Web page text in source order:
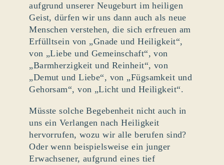
aufgrund unserer Neugeburt im heiligen
Geist, dürfen wir uns dann auch als neue
Menschen verstehen, die sich erfreuen am
Erfülltsein von „Gnade und Heiligkeit“,
von „Liebe und Gemeinschaft“, von
„Barmherzigkeit und Reinheit“, von
„Demut und Liebe“, von „Fügsamkeit und
Gehorsam“, von „Licht und Heiligkeit“.
Müsste solche Begebenheit nicht auch in
uns ein Verlangen nach Heiligkeit
hervorrufen, wozu wir alle berufen sind?
Oder wenn beispielsweise ein junger
Erwachsener, aufgrund eines tief